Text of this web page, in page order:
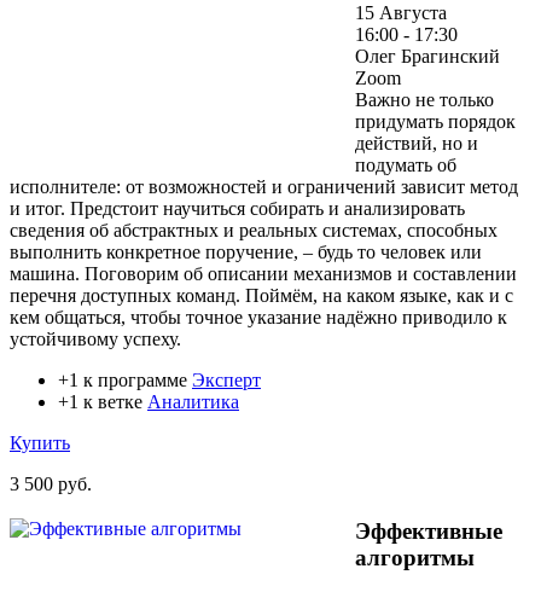
15 Августа
16:00 - 17:30
Олег Брагинский
Zoom
Важно не только
придумать порядок
действий, но и
подумать об
исполнителе: от возможностей и ограничений зависит метод
и итог. Предстоит научиться собирать и анализировать
сведения об абстрактных и реальных системах, способных
выполнить конкретное поручение, – будь то человек или
машина. Поговорим об описании механизмов и составлении
перечня доступных команд. Поймём, на каком языке, как и с
кем общаться, чтобы точное указание надёжно приводило к
устойчивому успеху.
+1 к программе Эксперт
+1 к ветке Аналитика
Купить
3 500 руб.
Эффективные
алгоритмы